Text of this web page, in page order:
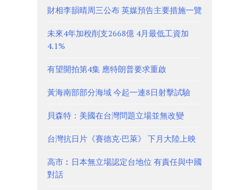
財相李韻晴周三公布 英媒預告主要措施一覽
未來4年加稅削支2668億 4月最低工資加
4.1%
有望開拍第4集 應特朗普要求重啟
黃海南部部分海域 今起一連8日射擊試驗
貝森特：美國在台灣問題立場並無改變
台灣抗日片《賽德克·巴萊》 下月大陸上映
高市︰日本無立場認定台地位 有責任與中國
對話